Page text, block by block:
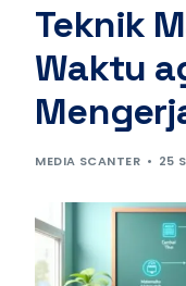
Teknik
Waktu
MEDIA SCANTER 25